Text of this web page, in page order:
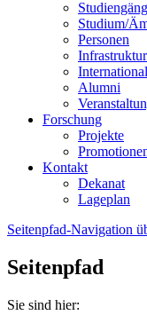
Studium/
Personen
Infrastruktur
Alumni
Forschung
Projekte
Kontakt
Dekanat
Lageplan
Seitenpfad-Navigation
Seitenpfad
Sie sind hier: